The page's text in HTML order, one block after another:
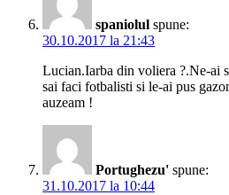
spaniolul spune:
30.10.2017 la 21:43
Lucian.Iarba din voliera ?.Ne-ai
sai faci fotbalisti si le-ai pus
auzeam !
Portughezu' spune:
31.10.2017 la 10:44